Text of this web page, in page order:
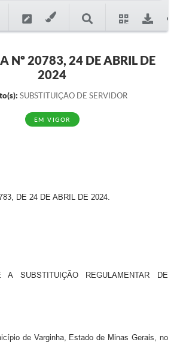
Nº 20783, 24 DE ABRIL DE
2024
SUBSTITUIÇÃO DE SERVIDOR
EM VIGOR
DE 24 DE ABRIL DE 2024.
A SUBSTITUIÇÃO REGULAMENTAR DE
de Varginha, Estado de Minas Gerais, no